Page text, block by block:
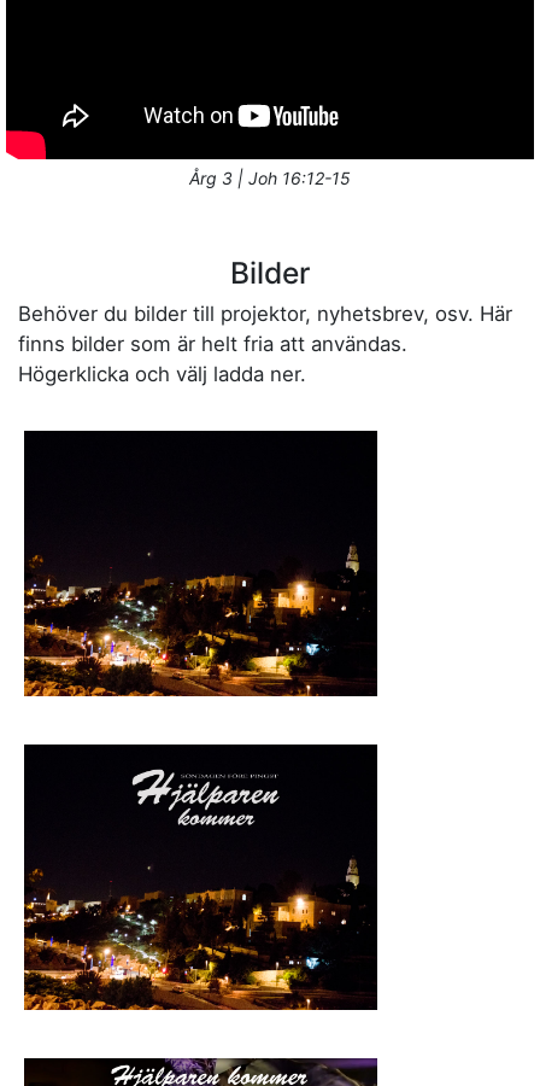
Årg 3 | Joh 16:12-15
Bilder
Behöver du bilder till projektor, nyhetsbrev, osv. Här
finns bilder som är helt fria att användas.
Högerklicka och välj ladda ner.